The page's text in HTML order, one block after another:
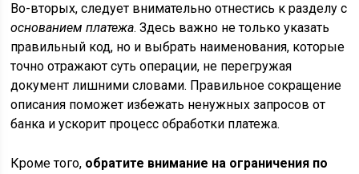
Во-вторых, следует внимательно отнестись к разделу с
основанием платежа. Здесь важно не только указать
правильный код, но и выбрать наименования, которые
точно отражают суть операции, не перегружая
документ лишними словами. Правильное сокращение
описания поможет избежать ненужных запросов от
банка и ускорит процесс обработки платежа.
Кроме того, обратите внимание на ограничения по